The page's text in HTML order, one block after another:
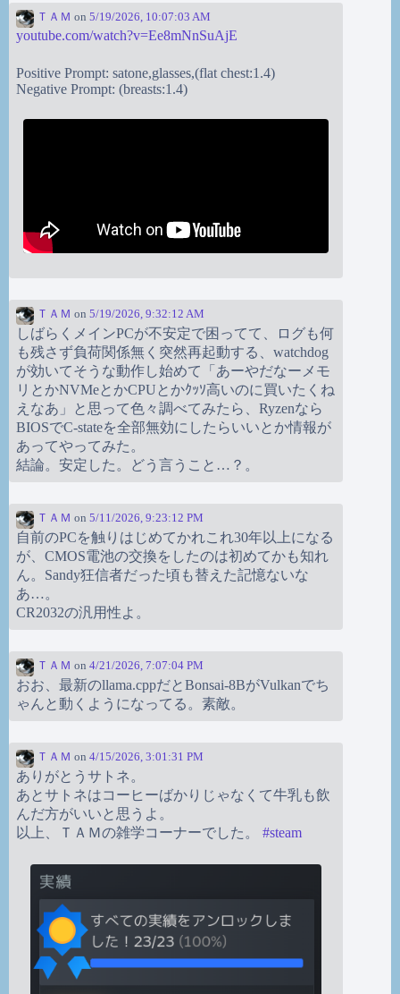
ＴＡＭ on 5/19/2026, 10:07:03 AM
youtube.com/watch?v=Ee8mNnSuAjE
Positive Prompt: satone,glasses,(flat chest:1.4)
Negative Prompt: (breasts:1.4)
ＴＡＭ on 5/19/2026, 9:32:12 AM
しばらくメインPCが不安定で困ってて、ログも何
も残さず負荷関係無く突然再起動する、watchdog
が効いてそうな動作し始めて「あーやだなーメモ
リとかNVMeとかCPUとかｸｯｿ高いのに買いたくね
えなあ」と思って色々調べてみたら、Ryzenなら
BIOSでC-stateを全部無効にしたらいいとか情報が
あってやってみた。
結論。安定した。どう言うこと…？。
ＴＡＭ on 5/11/2026, 9:23:12 PM
自前のPCを触りはじめてかれこれ30年以上になる
が、CMOS電池の交換をしたのは初めてかも知れ
ん。Sandy狂信者だった頃も替えた記憶ないな
あ…。
CR2032の汎用性よ。
ＴＡＭ on 4/21/2026, 7:07:04 PM
おお、最新のllama.cppだとBonsai-8BがVulkanでち
ゃんと動くようになってる。素敵。
ＴＡＭ on 4/15/2026, 3:01:31 PM
ありがとうサトネ。
あとサトネはコーヒーばかりじゃなくて牛乳も飲
んだ方がいいと思うよ。
以上、ＴＡＭの雑学コーナーでした。 #steam